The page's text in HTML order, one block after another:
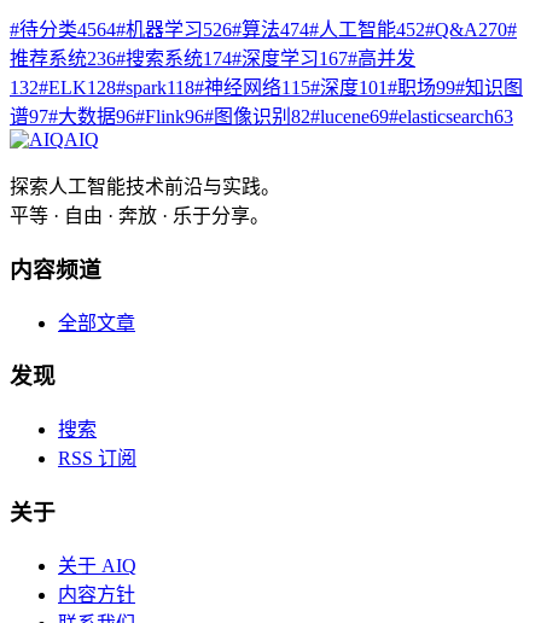
#待分类4564#机器学习526#算法474#人工智能452#Q&A270#
推荐系统236#搜索系统174#深度学习167#高并发
132#ELK128#spark118#神经网络115#深度101#职场99#知识图
谱97#大数据96#Flink96#图像识别 82#lucene69#elasticsearch63
AIQ
探索人工智能技术前沿与实践。
平等 · 自由 · 奔放 · 乐于分享。
内容频道
全部文章
发现
搜索
RSS 订阅
关于
关于 AIQ
内容方针